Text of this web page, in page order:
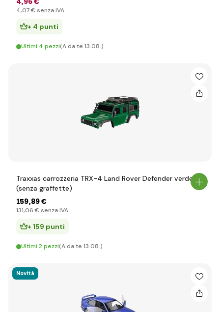
4,07 € senza IVA
+ 4 punti
Ultimi 4 pezzi(A da te 13.08.)
Traxxas carrozzeria TRX-4 Land Rover Defender verde
(senza graffette)
159,89 €
131,06 € senza IVA
+ 159 punti
Ultimi 2 pezzi(A da te 13.08.)
Novità